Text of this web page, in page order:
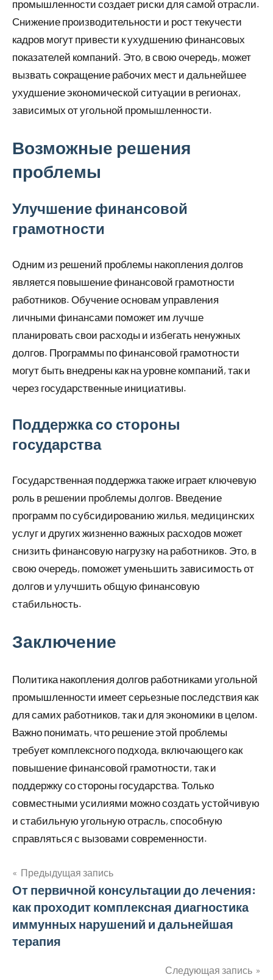
промышленности создает риски для самой отрасли.
Снижение производительности и рост текучести
кадров могут привести к ухудшению финансовых
показателей компаний. Это, в свою очередь, может
вызвать сокращение рабочих мест и дальнейшее
ухудшение экономической ситуации в регионах,
зависимых от угольной промышленности.
Возможные решения
проблемы
Улучшение финансовой
грамотности
Одним из решений проблемы накопления долгов
является повышение финансовой грамотности
работников. Обучение основам управления
личными финансами поможет им лучше
планировать свои расходы и избегать ненужных
долгов. Программы по финансовой грамотности
могут быть внедрены как на уровне компаний, так и
через государственные инициативы.
Поддержка со стороны
государства
Государственная поддержка также играет ключевую
роль в решении проблемы долгов. Введение
программ по субсидированию жилья, медицинских
услуг и других жизненно важных расходов может
снизить финансовую нагрузку на работников. Это, в
свою очередь, поможет уменьшить зависимость от
долгов и улучшить общую финансовую
стабильность.
Заключение
Политика накопления долгов работниками угольной
промышленности имеет серьезные последствия как
для самих работников, так и для экономики в целом.
Важно понимать, что решение этой проблемы
требует комплексного подхода, включающего как
повышение финансовой грамотности, так и
поддержку со стороны государства. Только
совместными усилиями можно создать устойчивую
и стабильную угольную отрасль, способную
справляться с вызовами современности.
Навигация
по
записям
Предыдущая запись
От первичной консультации до лечения:
как проходит комплексная диагностика
иммунных нарушений и дальнейшая
терапия
Следующая запись